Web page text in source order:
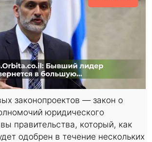
законопроектов — закон о
юридического
правительства, который, как
одобрен в течение нескольких